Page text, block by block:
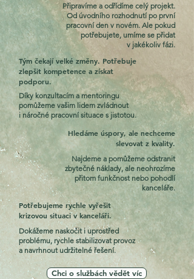
Připravíme a odřídíme celý projekt.
Od úvodního rozhodnutí po první
pracovní den v novém. Ale pokud
potřebujete, umíme se přidat
v jakékoliv fázi.
Tým čekají velké změny. Potřebuje
zlepšit kompetence a získat
podporu.
Díky konzultacím a mentoringu
pomůžeme vašim lidem zvládnout
i náročné pracovní situace s jistotou.
Hledáme úspory, ale nechceme
slevovat z kvality.
Najdeme a pomůžeme odstranit
zbytečné náklady, ale neohrozíme
přitom funkčnost nebo pohodlí
kanceláře.
Potřebujeme rychle vyřešit
krizovou situaci v kanceláři.
Dokážeme naskočit i uprostřed
problému, rychle stabilizovat provoz
a navrhnout udržitelné řešení.
Chci o službách vědět víc